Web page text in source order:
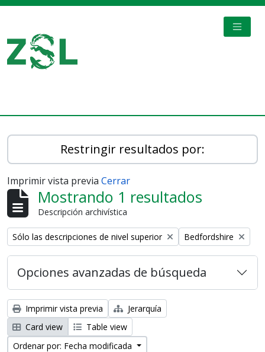
Restringir resultados por:
Imprimir vista previa Cerrar
Mostrando 1 resultados
Descripción archivística
Remove filter:
Sólo las descripciones de nivel superior Remove filter:
Bedfordshire
Opciones avanzadas de búsqueda
Imprimir vista previa
Jerarquía
Card view
Table view
Ordenar por: Fecha modificada